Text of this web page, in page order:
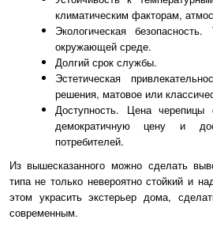
климатическим факторам,
Экологическая
окружающей среде.
Долгий срок службы.
Эстетическая
решения, матовое или
Доступность. Цена
демократичную цену и
потребителей.
Из вышесказанного можно сделать
типа не только невероятно стойкий и
этом украсить экстерьер дома,
современным.